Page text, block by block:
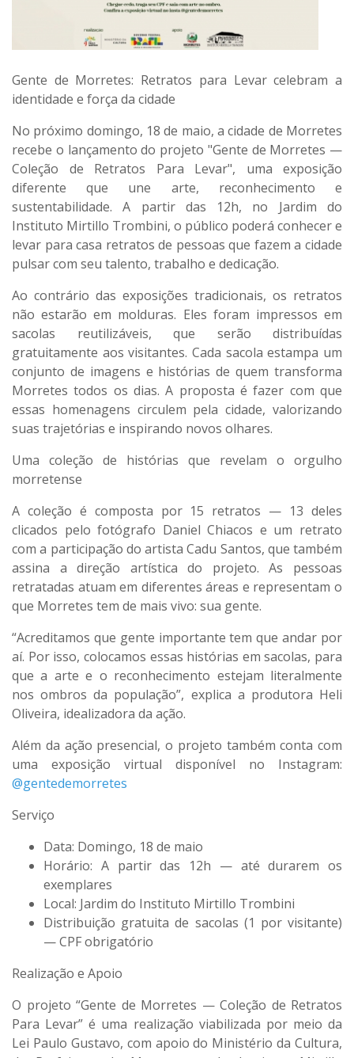
Gente de Morretes: Retratos para Levar celebram a
identidade e força da cidade
No próximo domingo, 18 de maio, a cidade de Morretes
recebe o lançamento do projeto "Gente de Morretes —
Coleção de Retratos Para Levar", uma exposição
diferente que une arte, reconhecimento e
sustentabilidade. A partir das 12h, no Jardim do
Instituto Mirtillo Trombini, o público poderá conhecer e
levar para casa retratos de pessoas que fazem a cidade
pulsar com seu talento, trabalho e dedicação.
Ao contrário das exposições tradicionais, os retratos
não estarão em molduras. Eles foram impressos em
sacolas reutilizáveis, que serão distribuídas
gratuitamente aos visitantes. Cada sacola estampa um
conjunto de imagens e histórias de quem transforma
Morretes todos os dias. A proposta é fazer com que
essas homenagens circulem pela cidade, valorizando
suas trajetórias e inspirando novos olhares.
Uma coleção de histórias que revelam o orgulho
morretense
A coleção é composta por 15 retratos — 13 deles
clicados pelo fotógrafo Daniel Chiacos e um retrato
com a participação do artistaCadu Santos, que também
assina a direção artística do projeto. As pessoas
retratadas atuam em diferentes áreas e representam o
que Morretes tem de mais vivo: sua gente.
“Acreditamos que gente importante tem que andar por
aí. Por isso, colocamos essas histórias em sacolas, para
que a arte e o reconhecimento estejam literalmente
nos ombros da população”, explica a produtora Heli
Oliveira, idealizadora da ação.
Além da ação presencial, o projeto também conta com
uma exposição virtual disponível no Instagram:
@gentedemorretes
Serviço
Data: Domingo, 18 de maio
Horário: A partir das 12h — até durarem os
exemplares
Local: Jardim do Instituto Mirtillo Trombini
Distribuição gratuita de sacolas (1 por visitante)
— CPF obrigatório
Realização e Apoio
O projeto “Gente de Morretes — Coleção de Retratos
Para Levar” é uma realização viabilizada por meio da
Lei Paulo Gustavo, com apoio do Ministério da Cultura,